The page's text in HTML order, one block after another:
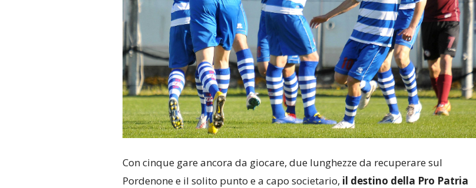
Con cinque gare ancora da giocare, due lunghezze da recuperare sul
Pordenone e il solito punto e a capo societario, il destino della Pro Patria